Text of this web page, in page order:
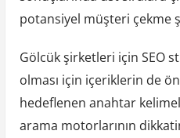
potansiyel müşteri çekme
Gölcük şirketleri için SEO
olması için içeriklerin de
hedeflenen anahtar
arama motorlarının